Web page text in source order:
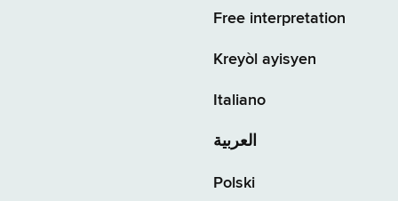
Free interpretation
Kreyòl ayisyen
Italiano
العربية
Polski